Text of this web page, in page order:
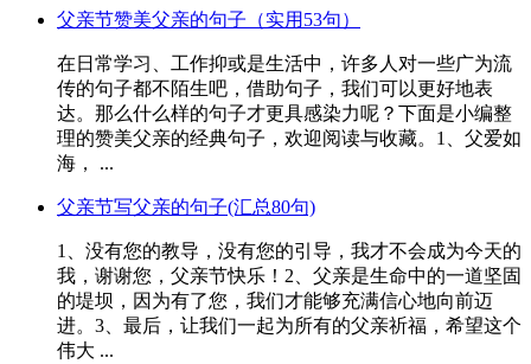
父亲节赞美父亲的句子（实用53句）
在日常学习、工作抑或是生活中，许多人对一些广为流
传的句子都不陌生吧，借助句子，我们可以更好地表
达。那么什么样的句子才更具感染力呢？下面是小编整
理的赞美父亲的经典句子，欢迎阅读与收藏。1、父爱如
海， ...
父亲节写父亲的句子(汇总80句)
1、没有您的教导，没有您的引导，我才不会成为今天的
我，谢谢您，父亲节快乐！2、父亲是生命中的一道坚固
的堤坝，因为有了您，我们才能够充满信心地向前迈
进。3、最后，让我们一起为所有的父亲祈福，希望这个
伟大 ...